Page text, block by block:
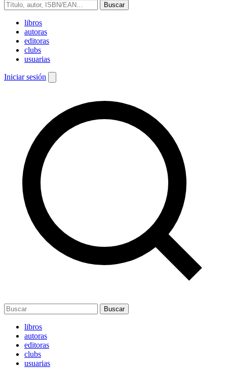
Buscar
libros
autoras
editoras
clubs
usuarias
Iniciar sesión
Buscar
libros
autoras
editoras
clubs
usuarias